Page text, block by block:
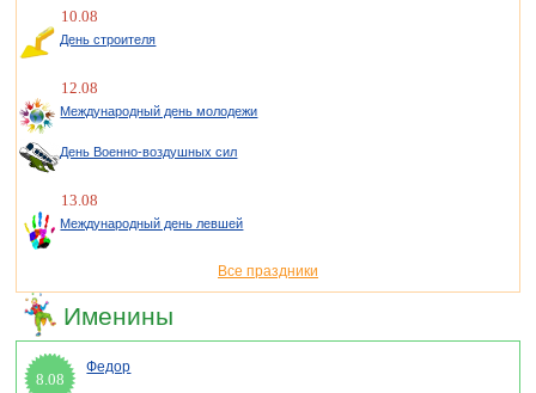
10.08
День строителя
12.08
Международный день молодежи
День Военно-воздушных сил
13.08
Международный день левшей
Все праздники
Именины
8.08
Федор